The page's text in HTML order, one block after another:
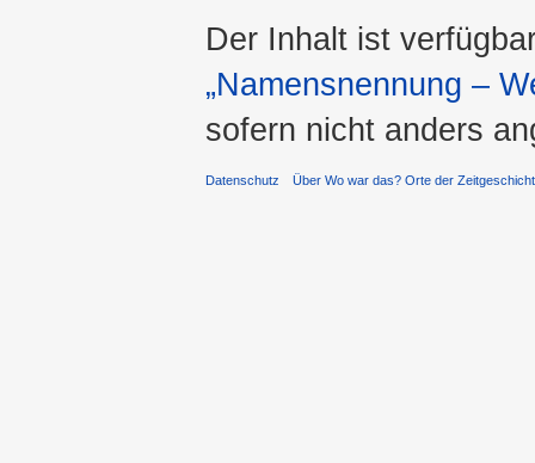
Der Inhalt ist
„Namensnennung –
sofern nicht anders
Datenschutz Über Wo war das? Orte der